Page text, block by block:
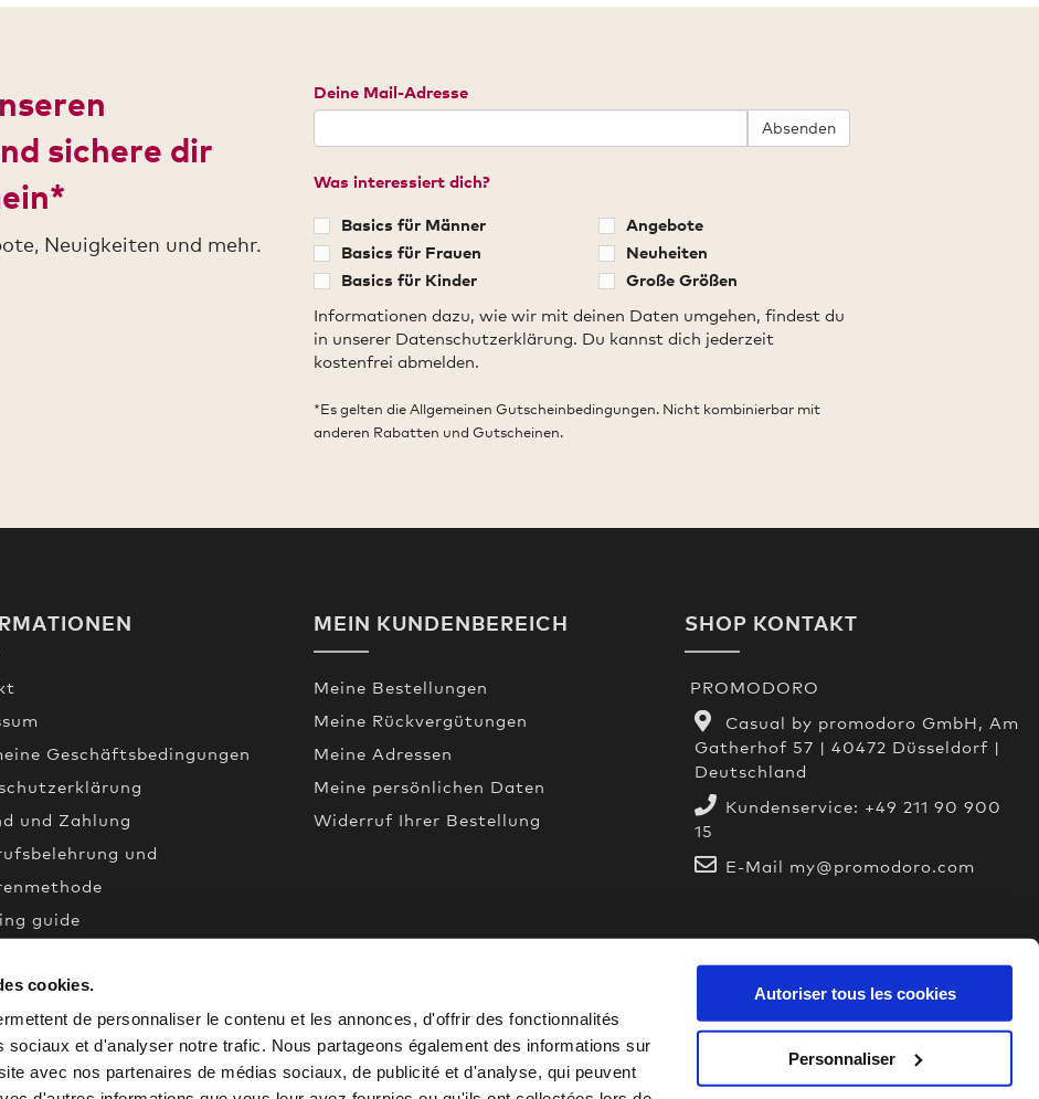
cookies.
de personnaliser le contenu et les annonces, d'offrir des fonctionnalités
sociaux et d'analyser notre trafic. Nous partageons également des informations sur
avec nos partenaires de médias sociaux, de publicité et d'analyse, qui peuvent
Autoriser tous les cookies
Personnaliser
sichere dir
Neuigkeiten und mehr.
Deine Mail-Adresse
Absenden
Was interessiert dich?
Basics für Männer
Basics für Frauen
Basics für Kinder
Angebote
Neuheiten
Große Größen
Informationen dazu, wie wir mit deinen Daten umgehen, findest du
in unserer Datenschutzerklärung. Du kannst dich jederzeit
kostenfrei abmelden.
*Es gelten die Allgemeinen Gutscheinbedingungen. Nicht kombinierbar mit
anderen Rabatten und Gutscheinen.
Geschäftsbedingungen
und Zahlung
und
guide
Green
guide
MEIN KUNDENBEREICH
Meine Bestellungen
Meine Rückvergütungen
Meine Adressen
Meine persönlichen Daten
Widerruf Ihrer Bestellung
SHOP KONTAKT
PROMODORO
Casual by promodoro GmbH, Am
Gatherhof 57 | 40472 Düsseldorf |
Deutschland
Kundenservice: +49 211 90 900
15
E-Mail my@promodoro.com